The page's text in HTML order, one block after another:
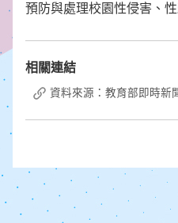
預防與處理校園性侵害、
相關連結
資料來源：教育部即時新